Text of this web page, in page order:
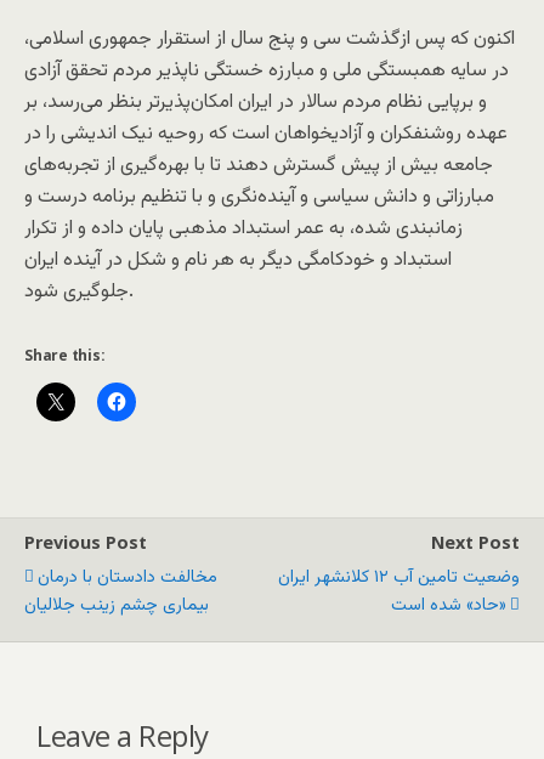
اکنون که پس ازگذشت سی و پنج سال از استقرار جمهوری اسلامی،
در سایه همبستگی ملی و مبارزه خستگی ناپذیر مردم تحقق آزادی
و برپایی نظام مردم سالار در ایران امکان‌پذیرتر بنظر می‌رسد، بر
عهده روشنفکران و آزادیخواهان است که روحیه نیک اندیشی را در
جامعه بیش از پیش گسترش دهند تا با بهره‌گیری از تجربه‌های
مبارزاتی و دانش سیاسی و آینده‌نگری و با تنظیم برنامه درست و
زمانبندی شده، به عمر استبداد مذهبی پایان داده و از تکرار
استبداد و خودکامگی دیگر به هر نام و شکل در آینده ایران
جلوگیری شود.
Share this:
Previous Post
مخالفت دادستان با درمان
بیماری چشم زینب جلالیان
Next Post
وضعیت تامین آب ۱۲ کلانشهر ایران
«حاد» شده است
Leave a Reply